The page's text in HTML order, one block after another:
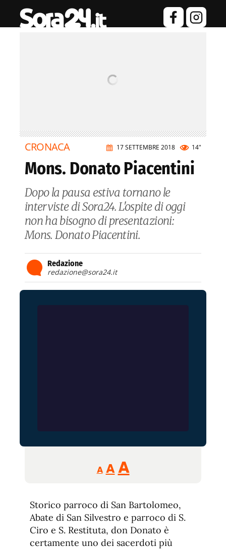
17 SETTEMBRE 2018 14"
CRONACA
Mons. Donato Piacentini
Dopo la pausa estiva tornano le
interviste di Sora24. L'ospite di oggi
non ha bisogno di presentazioni:
Mons. Donato Piacentini.
Redazione
redazione@sora24.it
A
Reducir
tamaño
A Restablecer
tamaño
de
fuente
AAumentar
de
fuente.
Storico parroco di San Bartolomeo,
Abate di San Silvestro e parroco di S.
Ciro e S. Restituta, don Donato è
certamente uno dei sacerdoti più